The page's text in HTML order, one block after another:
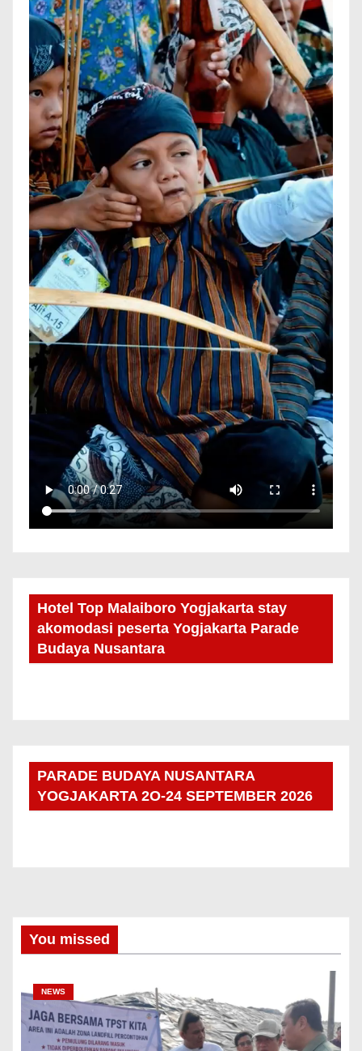
Hotel Top Malaiboro Yogjakarta stay
akomodasi peserta Yogjakarta Parade
Budaya Nusantara
PARADE BUDAYA NUSANTARA
YOGJAKARTA 2O-24 SEPTEMBER 2026
You missed
NEWS